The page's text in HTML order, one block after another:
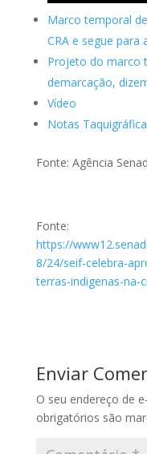
Marco temporal
CRA e segue para
Projeto do marco
demarcação,
Vídeo
Notas
Fonte: Agência
Fonte:
https://
8/24/seif-celebra-
terras-indigenas-na-
Enviar
O seu endereço de
obrigatórios são